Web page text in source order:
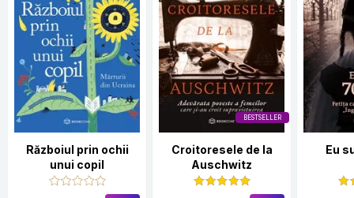
Războiul prin ochii
unui copil
BESTSELLER
Croitoresele de la
Auschwitz
Eu